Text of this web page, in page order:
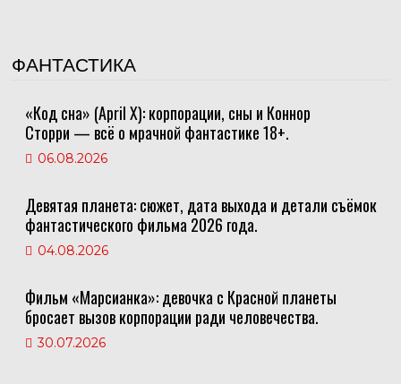
ФАНТАСТИКА
«Код сна» (April X): корпорации, сны и Коннор
Сторри — всё о мрачной фантастике 18+.
06.08.2026
Девятая планета: сюжет, дата выхода и детали съёмок
фантастического фильма 2026 года.
04.08.2026
Фильм «Марсианка»: девочка с Красной планеты
бросает вызов корпорации ради человечества.
30.07.2026